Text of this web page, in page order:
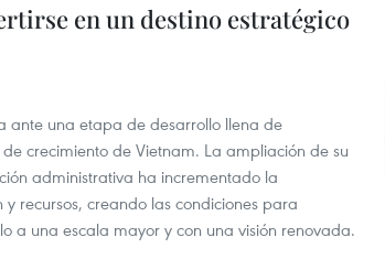
en un destino estratégico
ante una etapa de desarrollo llena de
crecimiento de Vietnam. La ampliación de su
administrativa ha incrementado la
recursos, creando las condiciones para
a una escala mayor y con una visión renovada.